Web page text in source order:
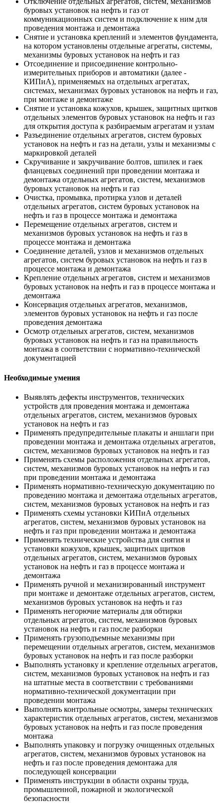
буровых установок на нефть и газ от
коммуникационных систем и подключение к ним для
проведения монтажа и демонтажа
Снятие и установка креплений и элементов фундамента,
на котором установлены отдельные агрегаты, системы,
механизмы буровых установок на нефть и газ
Отсоединение и присоединение контрольно-
измерительных приборов и автоматики (далее -
КИПиА), применяемых на отдельных агрегатах,
системах, механизмах буровых установок на нефть и газ,
при монтаже и демонтаже
Снятие и установка кожухов, крышек, защитных щитков
отдельных элементов буровых установок на нефть и газ
для открытия доступа к разбираемым агрегатам и узлам
Разъединение отдельных агрегатов, систем буровых
установок на нефть и газ на детали, узлы и механизмы с
маркировкой деталей
Скручивание и закручивание болтов, шпилек и гаек
фланцевых соединений при проведении монтажа и
демонтажа отдельных агрегатов, систем, механизмов
буровых установок на нефть и газ
Очистка, промывка, протирка узлов и деталей
отдельных агрегатов, систем буровых установок на
нефть и газ в процессе монтажа и демонтажа
Перемещение отдельных агрегатов, систем и
механизмов буровых установок на нефть и газ в
процессе монтажа и демонтажа
Соединение деталей, узлов и механизмов отдельных
агрегатов, систем буровых установок на нефть и газ в
процессе монтажа и демонтажа
Крепление отдельных агрегатов, систем и механизмов
буровых установок на нефть и газ в процессе монтажа и
демонтажа
Консервация отдельных агрегатов, механизмов,
элементов буровых установок на нефть и газ после
проведения демонтажа
Осмотр отдельных агрегатов, систем, механизмов
буровых установок на нефть и газ на правильность
монтажа в соответствии с нормативно-технической
документацией
Необходимые умения
Выявлять дефекты инструментов, технических
устройств для проведения монтажа и демонтажа
отдельных агрегатов, систем, механизмов буровых
установок на нефть и газ
Применять предупредительные плакаты и аншлаги при
проведении монтажа и демонтажа отдельных агрегатов,
систем, механизмов буровых установок на нефть и газ
Применять схемы расположения отдельных агрегатов,
систем, механизмов буровых установок на нефть и газ
при проведении монтажа и демонтажа
Применять нормативно-техническую документацию по
проведению монтажа и демонтажа отдельных агрегатов,
систем, механизмов буровых установок на нефть и газ
Применять схемы установки КИПиА отдельных
агрегатов, систем, механизмов буровых установок на
нефть и газ при проведении монтажа и демонтажа
Применять технические устройства для снятия и
установки кожухов, крышек, защитных щитков
отдельных агрегатов, систем, механизмов буровых
установок на нефть и газ в процессе монтажа и
демонтажа
Применять ручной и механизированный инструмент
при монтаже и демонтаже отдельных агрегатов, систем,
механизмов буровых установок на нефть и газ
Применять негорючие материалы для обтирки
отдельных агрегатов, систем, механизмов буровых
установок на нефть и газ после разборки
Применять грузоподъемные механизмы при
перемещении отдельных агрегатов, систем, механизмов
буровых установок на нефть и газ после разборки
Выполнять установку и крепление отдельных агрегатов,
систем, механизмов буровых установок на нефть и газ
на штатные места в соответствии с требованиями
нормативно-технической документации при
проведении монтажа
Выполнять контрольные осмотры, замеры технических
характеристик отдельных агрегатов, систем, механизмов
буровых установок на нефть и газ после проведения
монтажа
Выполнять упаковку и погрузку очищенных отдельных
агрегатов, систем, механизмов буровых установок на
нефть и газ после проведения демонтажа для
последующей консервации
Применять инструкции в области охраны труда,
промышленной, пожарной и экологической
безопасности